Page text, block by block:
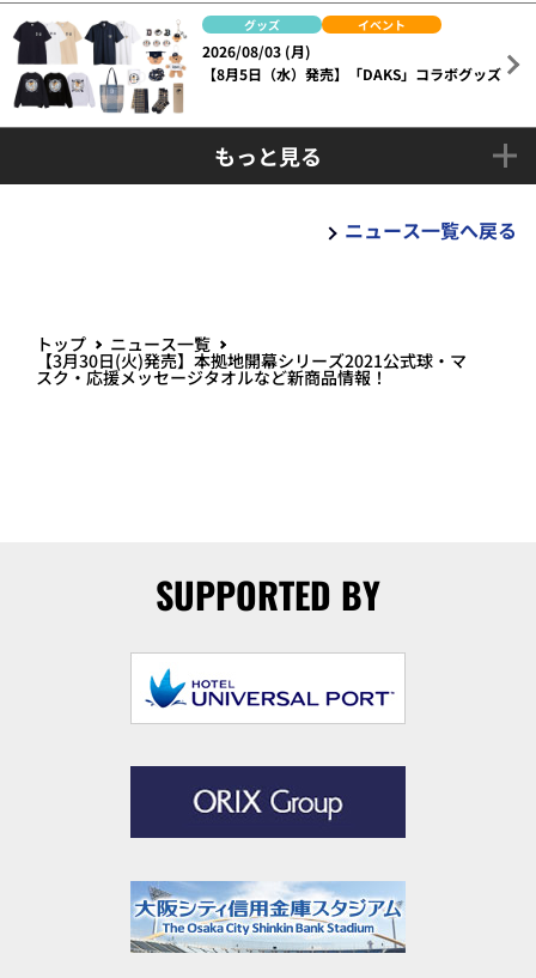
グッズ イベント
2026/08/03 (月)
【8月5日（水）発売】「DAKS」コラボグッズ
もっと見る
ニュース一覧へ戻る
トップ ニュース一覧
【3月30日(火)発売】本拠地開幕シリーズ2021公式球・マ
スク・応援メッセージタオルなど新商品情報！
SUPPORTED BY